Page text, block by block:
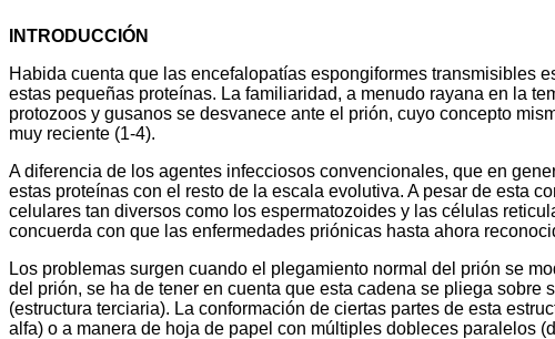
INTRODUCCIÓN
Habida cuenta que las encefalopatías espongiformes transmisibles
estas pequeñas proteínas. La familiaridad, a menudo rayana en la
protozoos y gusanos se desvanece ante el prión, cuyo concepto
muy reciente (1-4).
A diferencia de los agentes infecciosos convencionales, que en
estas proteínas con el resto de la escala evolutiva. A pesar de esta
celulares tan diversos como los espermatozoides y las células
concuerda con que las enfermedades priónicas hasta ahora
Los problemas surgen cuando el plegamiento normal del prión se
del prión, se ha de tener en cuenta que esta cadena se pliega
(estructura terciaria). La conformación de ciertas partes de esta
alfa) o a manera de hoja de papel con múltiples dobleces paralelos